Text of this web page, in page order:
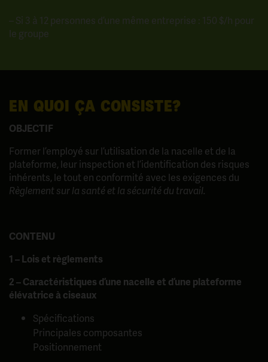
– Si 3 à 12 personnes d’une même entreprise : 150 $/h pour
le groupe
EN QUOI ÇA CONSISTE?
OBJECTIF
Former l’employé sur l’utilisation de la nacelle et de la
plateforme, leur inspection et l’identification des risques
inhérents, le tout en conformité avec les exigences du
Règlement sur la santé et la sécurité du travail.
CONTENU
1 – Lois et règlements
2 – Caractéristiques d’une nacelle et d’une plateforme
élévatrice à ciseaux
Spécifications
Principales composantes
Positionnement